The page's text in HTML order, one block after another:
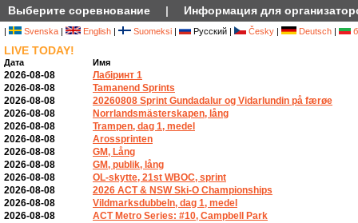
Выберите соревнование | Информация для
| Svenska | English | Suomeksi | Русский | Česky | Deutsch |
LIVE TODAY!
Дата Имя
2026-08-08
Лабіринт 1
2026-08-08
Tamanend Sprints
2026-08-08
20260808 Sprint Gundadalur og Vidarlundin på færøe
2026-08-08
Norrlandsmästerskapen, lång
2026-08-08
Trampen, dag 1, medel
2026-08-08
Arossprinten
2026-08-08
GM, Lång
2026-08-08
GM, publik, lång
2026-08-08
OL-skytte, 21st WBOC, sprint
2026-08-08
2026 ACT & NSW Ski-O Championships
2026-08-08
Vildmarksdubbeln, dag 1, medel
2026-08-08
ACT Metro Series: #10, Campbell Park